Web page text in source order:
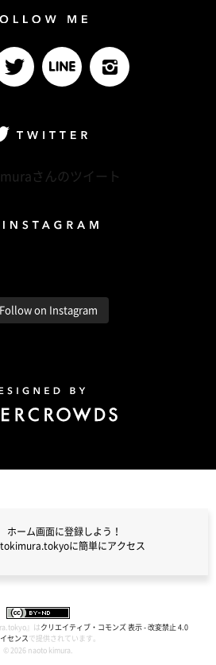
さんのツイート
Follow on Instagram
ホーム画面に登録しよう！
に簡単にアクセス
』は クリエイティブ・コモンズ 表示 - 改変禁止 4.0
センス で提供されています。
© 2026 naoto kimura.